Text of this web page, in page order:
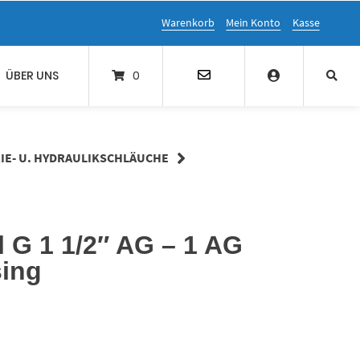
Warenkorb Mein Konto Kasse
ÜBER UNS 0
U. HYDRAULIKSCHLÄUCHE
1 1/2″ AG – 1 AG